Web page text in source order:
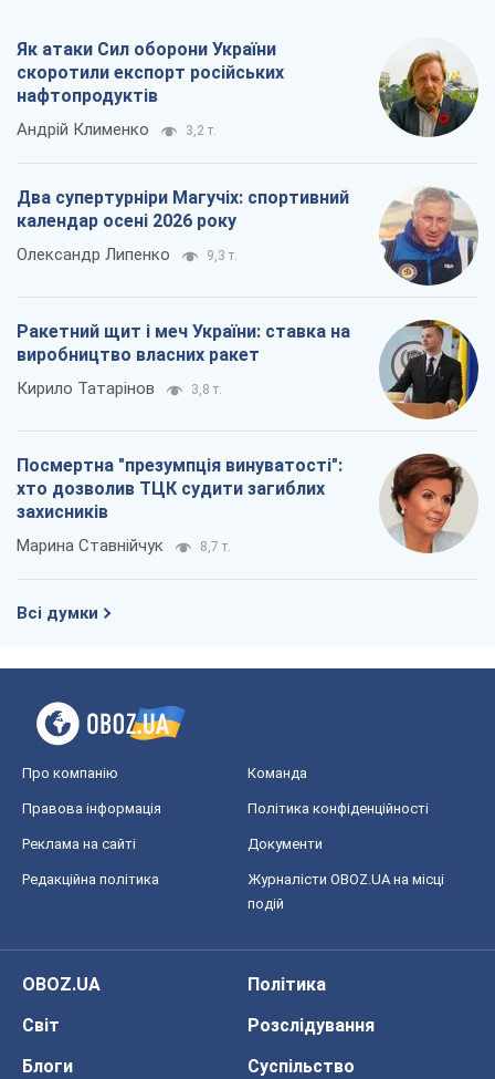
Як атаки Сил оборони України
скоротили експорт російських
нафтопродуктів
Андрій Клименко 3,2 т.
Два супертурніри Магучіх: спортивний
календар осені 2026 року
Олександр Липенко 9,3 т.
Ракетний щит і меч України: ставка на
виробництво власних ракет
Кирило Татарінов 3,8 т.
Посмертна "презумпція винуватості":
хто дозволив ТЦК судити загиблих
захисників
Марина Ставнійчук 8,7 т.
Всі думки
Про компанію Команда
Правова інформація Політика конфіденційності
Реклама на сайті Документи
Редакційна політика
Журналісти OBOZ.UA на місці
подій
OBOZ.UA
Політика
Світ
Розслідування
Блоги
Суспільство